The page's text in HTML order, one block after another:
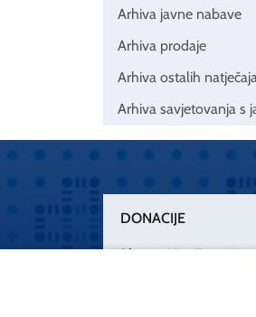
Arhiva javne nabave
Arhiva prodaje
Arhiva ostalih
Arhiva savjetovanja s
DONACIJE
Plemenitim činom
„Zarazimo“ se